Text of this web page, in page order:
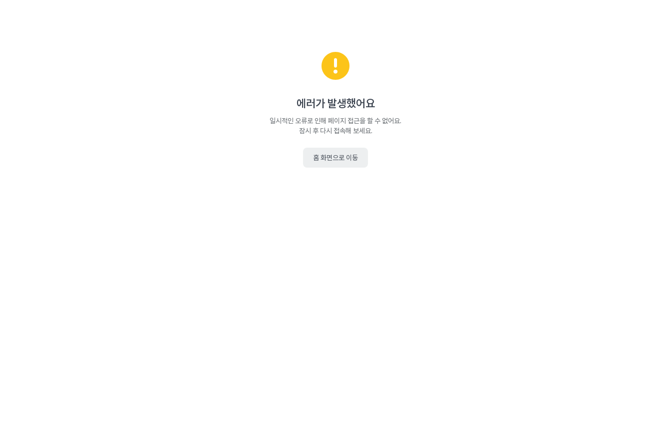
에러가 발생했어요
일시적인 오류로 인해 페이지 접근을 할 수 없어요.
잠시 후 다시 접속해 보세요.
홈 화면으로 이동